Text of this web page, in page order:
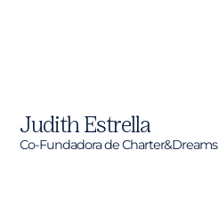
Judith Estrella
Co-Fundadora de Charter&Dreams